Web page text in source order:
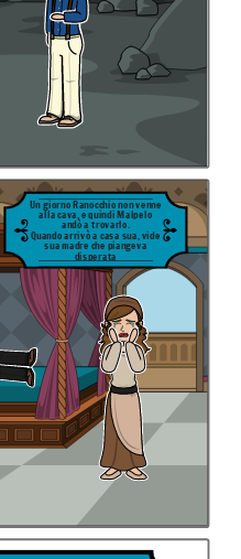
Un giorno Ranocchio non venne
alla cava, e quindi Malpelo
andò a trovarlo.
Quando arrivò a casa sua, vide
sua madre che piangeva
disperata